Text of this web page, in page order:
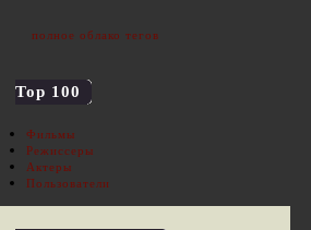
полное облако тегов
Top 100
Фильмы
Режиссеры
Актеры
Пользователи